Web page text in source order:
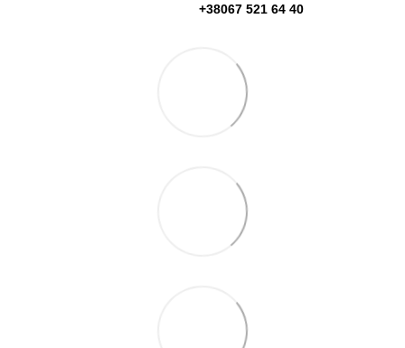
+38067 521 64 40